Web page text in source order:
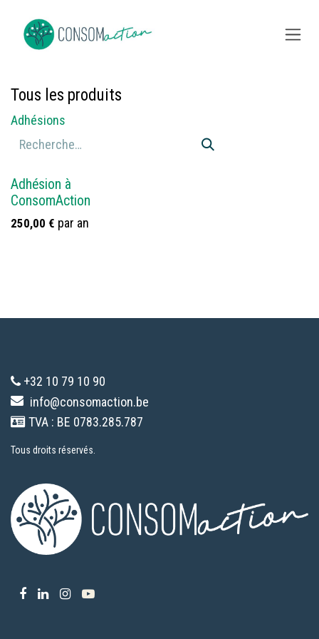
Tous les produits
Adhésions
Adhésion à
ConsomAction
250,00 € par an
+32 10 79 10 90
info@consomaction.be
TVA : BE 0783.285.787
Tous droits réservés.